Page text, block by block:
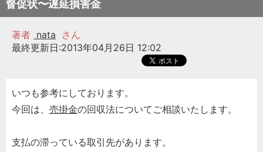
督促状〜遅延損害金
著者 nata
さん
最終更新日:2013年04月26日 12:02
いつも参考にしております。
今回は、 売掛金の回収法についてご相談いたします。
支払の滞っている取引先があります。